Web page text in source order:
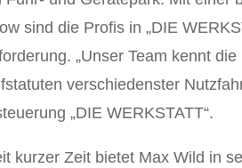
sind die Profis in „DIE
„Unser Team kennt
verschiedenster
„DIE WERKSTATT“.
kurzer Zeit bietet Max Wild in